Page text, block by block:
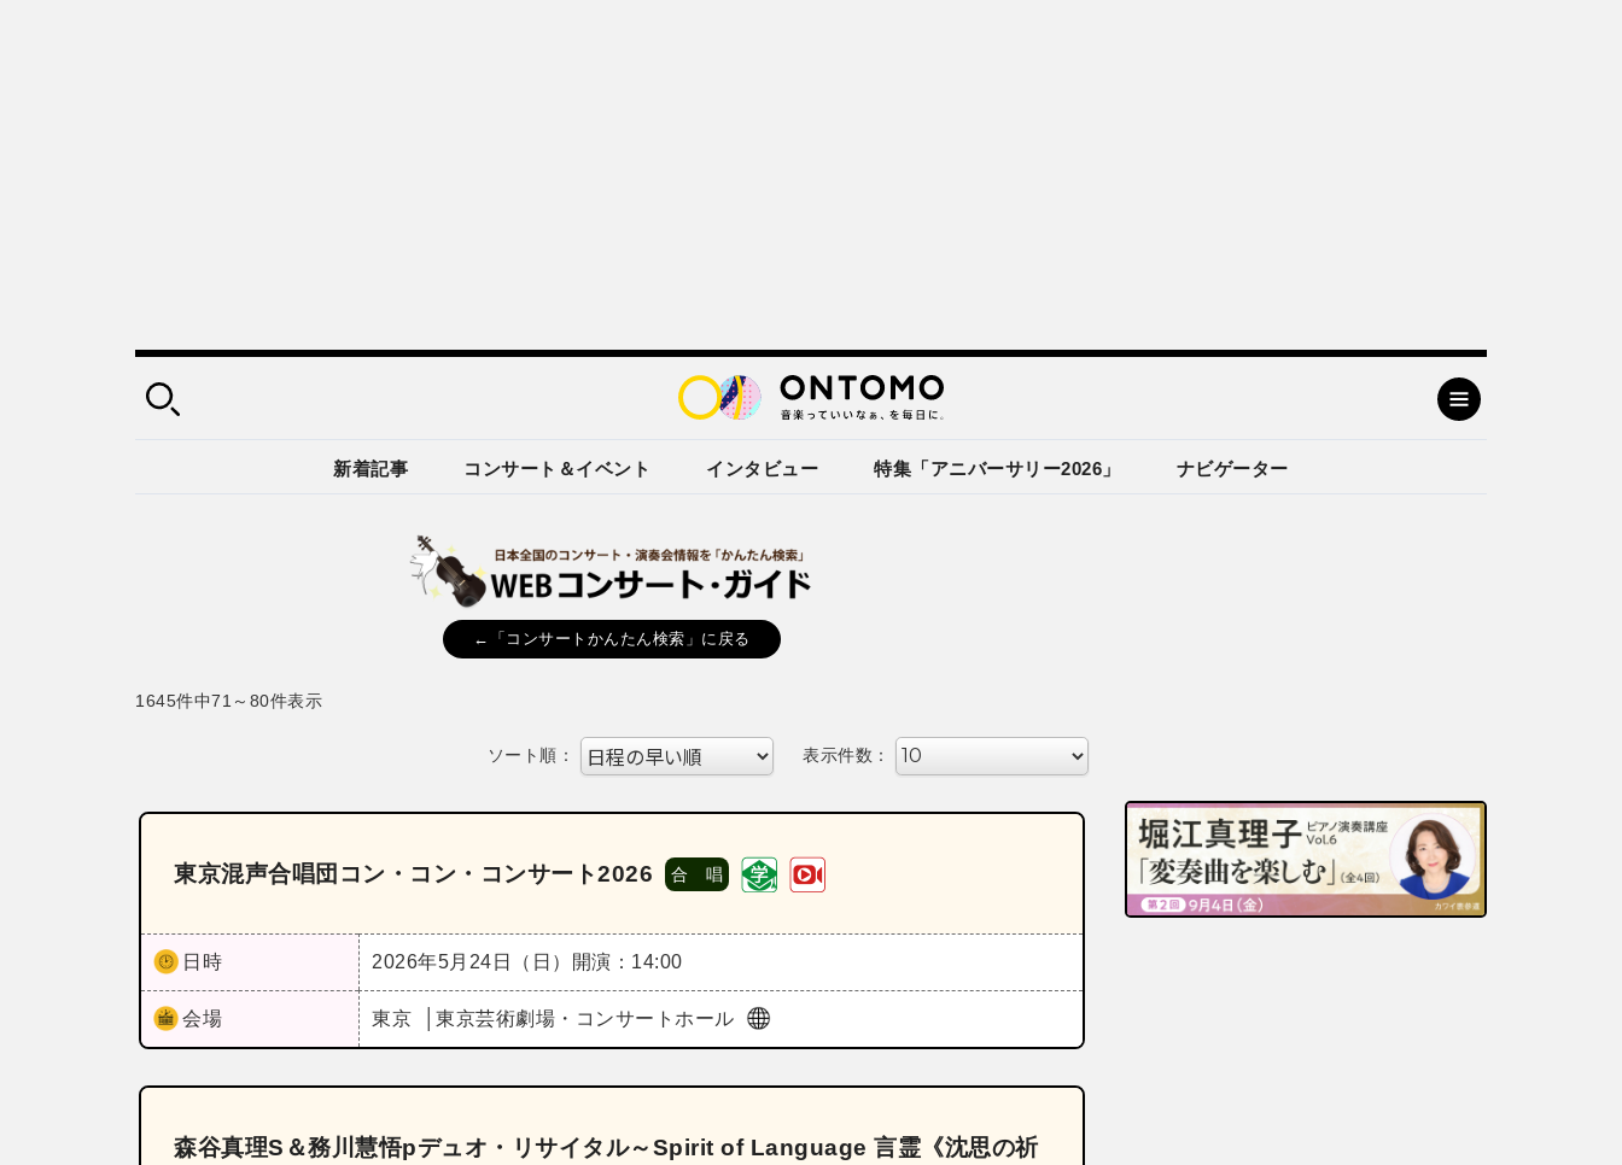
新着記事 コンサート＆イベント インタビュー 特集「アニバーサリー2026」 ナビゲーター
←「コンサートかんたん検索」に戻る
1645件中71～80件表示
ソート順： 表示件数：
東京混声合唱団コン・コン・コンサート2026 合 唱
日時 2026年5月24日（日） 開演：14:00
会場 東京 東京芸術劇場・コンサートホール
森谷真理S＆務川慧悟pデュオ・リサイタル～Spirit of Language 言霊《沈思の祈